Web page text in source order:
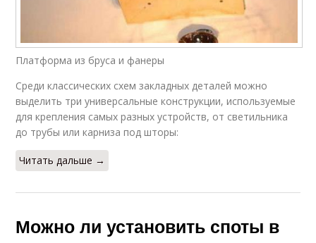
Платформа из бруса и фанеры
Среди классических схем закладных деталей можно
выделить три универсальные конструкции, используемые
для крепления самых разных устройств, от светильника
до трубы или карниза под шторы:
Читать дальше →
Можно ли установить споты в